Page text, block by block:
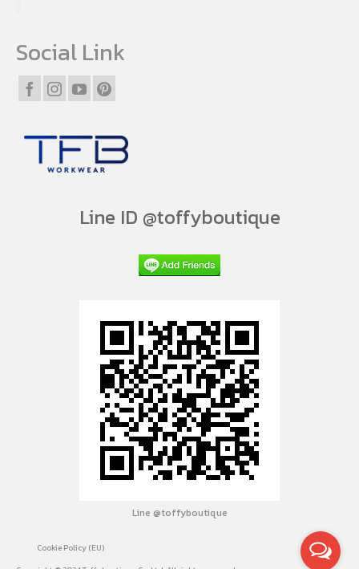
Social Link
Line ID @toffyboutique
Line @toffyboutique
Cookie Policy (EU)